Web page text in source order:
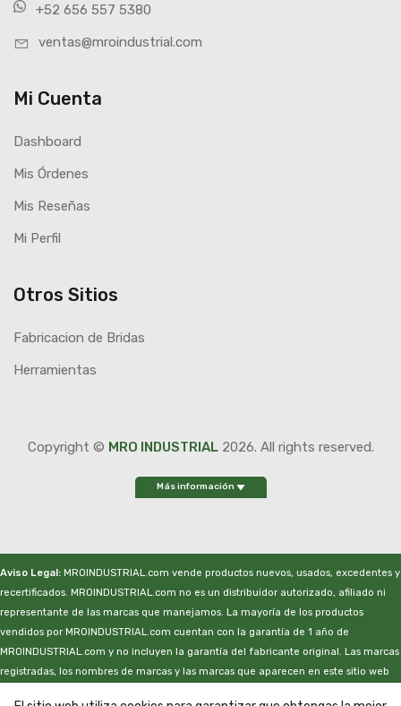
+52 656 557 5380
ventas@mroindustrial.com
Mi Cuenta
Dashboard
Mis Órdenes
Mis Reseñas
Mi Perfil
Otros Sitios
Fabricacion de Bridas
Herramientas
Copyright © MRO INDUSTRIAL2026. All rights reserved.
Más información
Aviso Legal: MROINDUSTRIAL.com vende productos nuevos, usados, excedentes y
recertificados. MROINDUSTRIAL.com no es un distribuidor autorizado, afiliado ni
representante de las marcas que manejamos. La mayoría de los productos
vendidos por MROINDUSTRIAL.com cuentan con la garantía de 1 año de
MROINDUSTRIAL.com y no incluyen la garantía del fabricante original. Las marcas
registradas, los nombres de marcas y las marcas que aparecen en este sitio web